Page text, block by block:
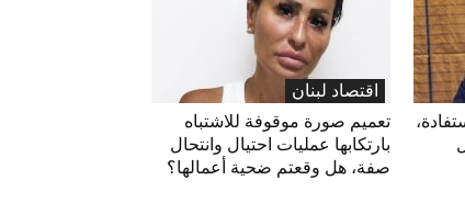
اقتصاد لبنان
تعميم صورة موقوفة للاشتباه
بارتكابها عمليات احتيال وانتحال
صفة، هل وقعتم ضحية أعمالها؟